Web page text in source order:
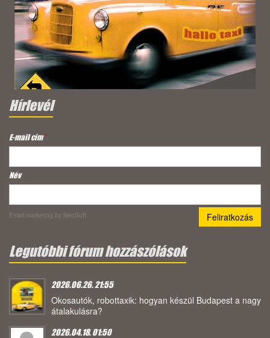
Hírlevél
E-mail cím*
Név
Email marketing by NeoSoft
Legutóbbi fórum hozzászólások
2026.06.26. 21:55
Okosautók, robottaxik: hogyan készül Budapest a nagy
átalakulásra?
2026.04.18. 01:50